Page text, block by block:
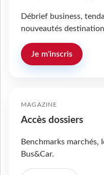
Débrief business,
nouveautés
Je m'inscris
MAGAZINE
Accès dossiers
Benchmarks
Bus&Car.